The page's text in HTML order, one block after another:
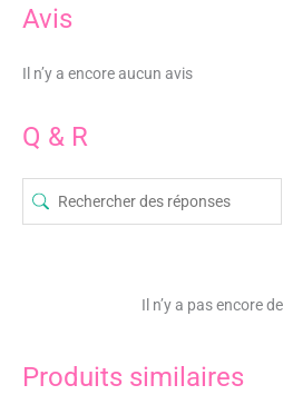
Avis
Il n’y a encore aucun avis
Q & R
Il n’y a pas encore
Produits similaires